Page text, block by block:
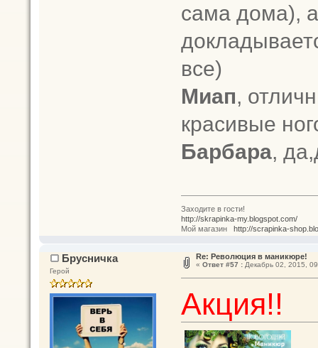
сама дома),
все)
Миап,
красивые
Барбара,
Заходите в гости!
http://skrapinka-my.blogspot.com/
Мой магазин http://scrapinka-
Брусничка
Герой
Re: Революция в маникюре!
« Ответ #57 :Декабрь 02, 2015,
Акция!!